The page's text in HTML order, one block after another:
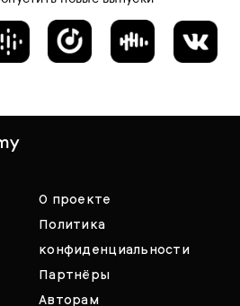
О проекте
Политика
конфиденциальности
Партнёры
Авторам